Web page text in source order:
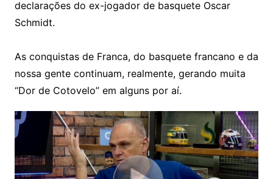
declarações do ex-jogador de basquete Oscar
Schmidt.
As conquistas de Franca, do basquete francano e da
nossa gente continuam, realmente, gerando muita
“Dor de Cotovelo” em alguns por aí.